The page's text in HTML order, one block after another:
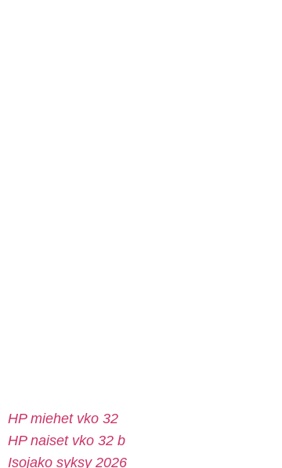
HP miehet vko 32
HP naiset vko 32 b
Isojako syksy 2026